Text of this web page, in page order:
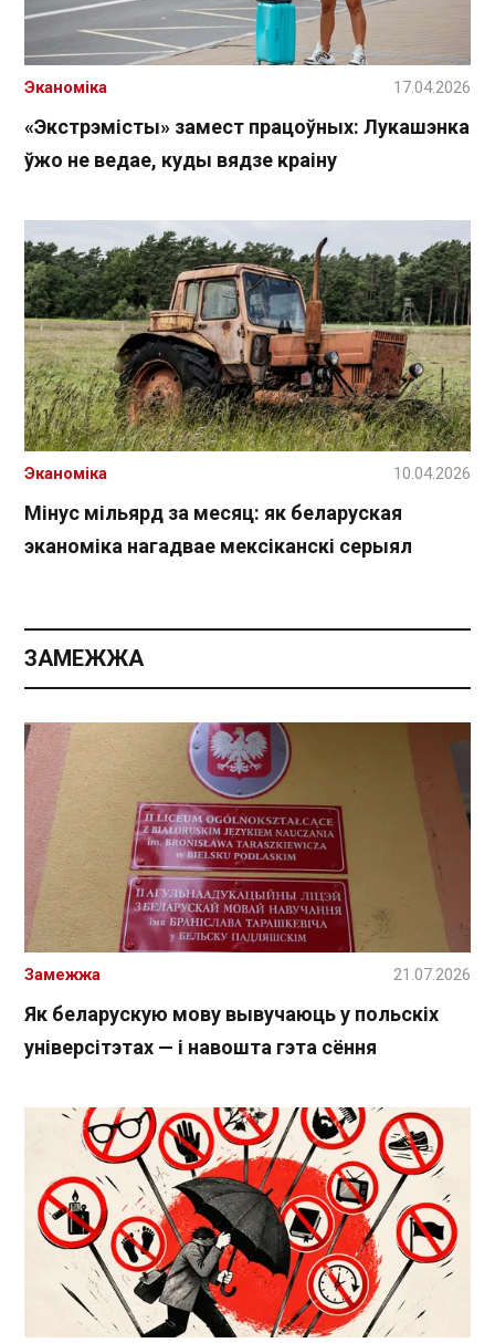
«Экстрэмісты» замест працоўных: Лукашэнка
ўжо не ведае, куды вядзе краіну
Эканоміка 17.04.2026
Мінус мільярд за месяц: як беларуская
эканоміка нагадвае мексіканскі серыял
Эканоміка 10.04.2026
ЗАМЕЖЖА
Як беларускую мову вывучаюць у польскіх
універсітэтах — і навошта гэта сёння
Замежжа 21.07.2026